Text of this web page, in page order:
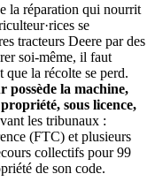
la réparation qui nourrit
se
tracteurs Deere par des
soi-même, il faut
que la récolte se perd.
possède la machine,
sous licence,
les tribunaux :
(FTC) et plusieurs
collectifs pour 99
de son code.